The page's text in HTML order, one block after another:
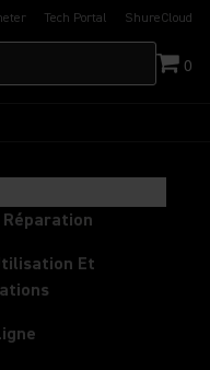
Tech Portal
(Opens in a new tab)ShureCloud
(Opens in a new
0
Et